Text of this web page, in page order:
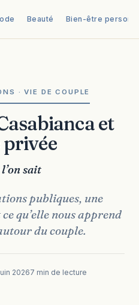
Beauté Bien-être
· VIE DE COUPLE
privée
sait
publiques, une
qu’elle nous apprend
du couple.
20267 min de lecture